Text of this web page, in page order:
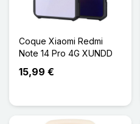
Coque Xiaomi Redmi
Note 14 Pro 4G XUNDD
15,99 €